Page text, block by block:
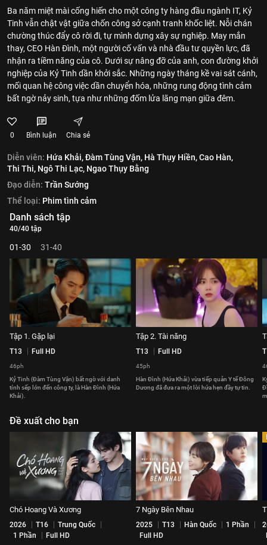
Ba năm miệt mài cống hiến cho một công ty hàng đầu ngành IT, Kỷ
Tinh vẫn chật vật giữa chốn công sở cạnh tranh khốc liệt. Nỗi chán
chường thúc đẩy cô rời đi, tự mình dựng xây sự nghiệp. May mắn
thay, CEO Hàn Đình, một người cố vấn và nhà đầu tư quyền lực, đã
nhận ra tiềm năng của cô. Dưới sự nâng đỡ của anh, con đường khởi
nghiệp của Kỷ Tinh dần khởi sắc. Những ngày tháng kề vai sát cánh,
mối quan hệ công việc dần chuyển hóa, những rung động tình cảm
bất ngờ nảy sinh, tựa như những đốm lửa lãng mạn giữa đêm.
0 Bình luận Chia sẻ
Diễn viên: Hứa Khải,Đàm Tùng Vận, Hà Thụy Hiền,Cao Hàn,
Thi Thi, Ngô Thi Lạc, Ngao Thụy Bằng
Đạo diễn: Trần Sướng
Thể loại: Phim tình cảm
Danh sách tập
40/40 tập
01-30 31-40
Tập 1. Gặp lại
T13 Full HD
46ph
Kỷ Tinh (Đàm Tùng Vận) bất ngờ với danh
tính sếp lớn đến công ty, là Hàn Đình (Hứa
Khải).
Tập 2. Tài năng
T13 Full HD
45ph
Hàn Đình (Hứa Khải) vừa tiếp quản Y tế Đông
Dương đã đưa ra một lời hứa hẹn đầy tự tin.
Đề xuất cho bạn
Chó Hoang Và Xương
2026 T16
Trung Quốc
1 Phần
Full HD
7 Ngày Bên Nhau
2025 T13 Hàn Quốc
1 Phần
Full HD